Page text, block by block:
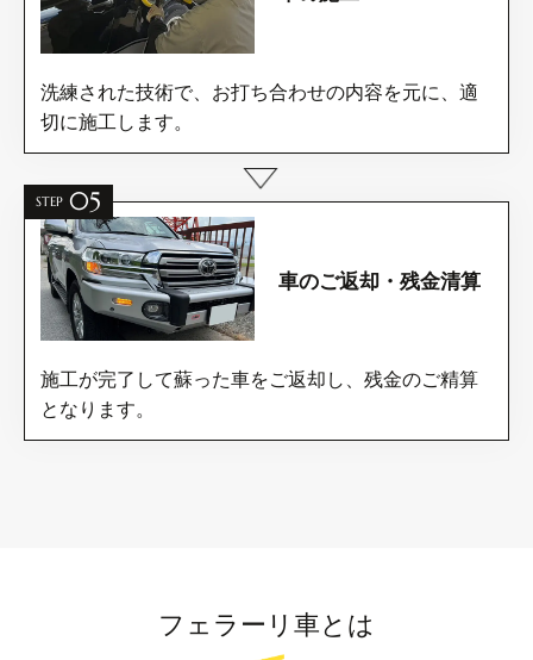
洗練された技術で、お打ち合わせの内容を元に、適
切に施工します。
STEP 05
車のご返却・残金清算
施工が完了して蘇った車をご返却し、残金のご精算
となります。
フェラーリ車とは